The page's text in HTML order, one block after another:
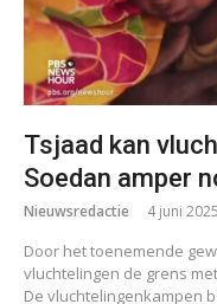
Tsjaad kan
Soedan amper
Nieuwsredactie 4 juni 2025
Door het toenemende
vluchtelingen de grens
De vluchtelingenkampen